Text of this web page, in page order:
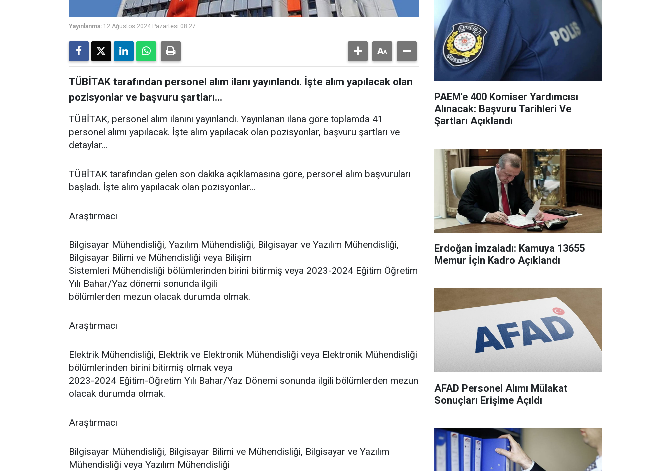
Yayınlanma: 12 Ağustos 2024 Pazartesi 08:27
TÜBİTAK tarafından personel alım ilanı yayınlandı. İşte alım yapılacak olan
pozisyonlar ve başvuru şartları...
TÜBİTAK, personel alım ilanını yayınlandı. Yayınlanan ilana göre toplamda 41
personel alımı yapılacak. İşte alım yapılacak olan pozisyonlar, başvuru şartları ve
detaylar...
TÜBİTAK tarafından gelen son dakika açıklamasına göre, personel alım başvuruları
başladı. İşte alım yapılacak olan pozisyonlar...
Araştırmacı
Bilgisayar Mühendisliği, Yazılım Mühendisliği, Bilgisayar ve Yazılım Mühendisliği,
Bilgisayar Bilimi ve Mühendisliği veya Bilişim
Sistemleri Mühendisliği bölümlerinden birini bitirmiş veya 2023-2024 Eğitim Öğretim
Yılı Bahar/Yaz dönemi sonunda ilgili
bölümlerden mezun olacak durumda olmak.
Araştırmacı
Elektrik Mühendisliği, Elektrik ve Elektronik Mühendisliği veya Elektronik Mühendisliği
bölümlerinden birini bitirmiş olmak veya
2023-2024 Eğitim-Öğretim Yılı Bahar/Yaz Dönemi sonunda ilgili bölümlerden mezun
olacak durumda olmak.
Araştırmacı
Bilgisayar Mühendisliği, Bilgisayar Bilimi ve Mühendisliği, Bilgisayar ve Yazılım
Mühendisliği veya Yazılım Mühendisliği
PAEM'e 400 Komiser Yardımcısı
Alınacak: Başvuru Tarihleri Ve
Şartları Açıklandı
Erdoğan İmzaladı: Kamuya 13655
Memur İçin Kadro Açıklandı
AFAD Personel Alımı Mülakat
Sonuçları Erişime Açıldı